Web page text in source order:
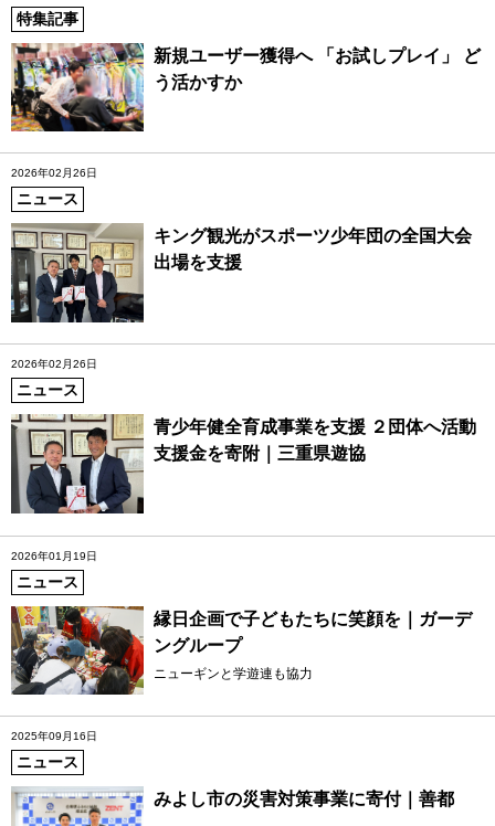
特集記事
新規ユーザー獲得へ 「お試しプレイ」 ど
う活かすか
2026年02月26日
ニュース
キング観光がスポーツ少年団の全国大会
出場を支援
2026年02月26日
ニュース
青少年健全育成事業を支援 ２団体へ活動
支援金を寄附｜三重県遊協
2026年01月19日
ニュース
縁日企画で子どもたちに笑顔を｜ガーデ
ングループ
ニューギンと学遊連も協力
2025年09月16日
ニュース
みよし市の災害対策事業に寄付｜善都